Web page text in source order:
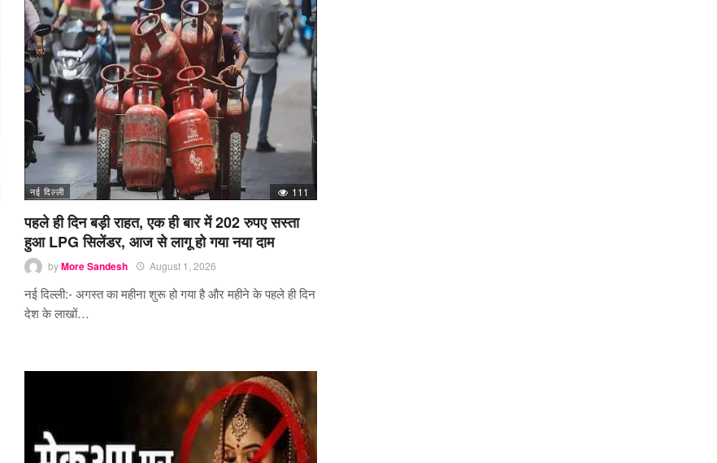
नई दिल्ली 111
पहले ही दिन बड़ी राहत, एक ही बार में 202 रुपए सस्ता
हुआ LPG सिलेंडर, आज से लागू हो गया नया दाम
byMore Sandesh August 1, 2026
नई दिल्ली:- अगस्त का महीना शुरू हो गया है और महीने के पहले ही दिन
देश के लाखों…